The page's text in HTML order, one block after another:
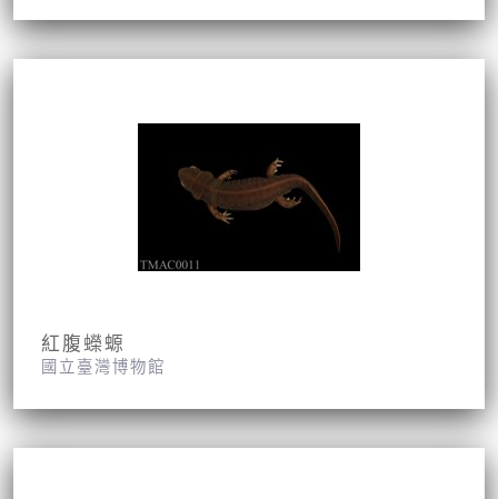
紅腹蠑螈
國立臺灣博物館